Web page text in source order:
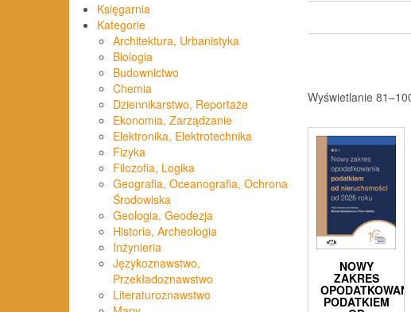
Księgarnia
Kategorie
Architektura, Urbanistyka
Biologia
Budownictwo
Chemia
Dziennikarstwo, Reportaże
Ekonomia, Zarządzanie
Elektronika, Elektrotechnika
Fizyka
Filozofia, Logika
Geografia, Oceanografia, Ochrona
Środowiska
Geologia, Geodezja
Historia, Archeologia
Inżynieria
Językoznawstwo,
Przekładoznawstwo
Literaturoznawstwo
Wyświetlanie
NOWY
ZAKRES
OPODATKOWANIA
PODATKIEM